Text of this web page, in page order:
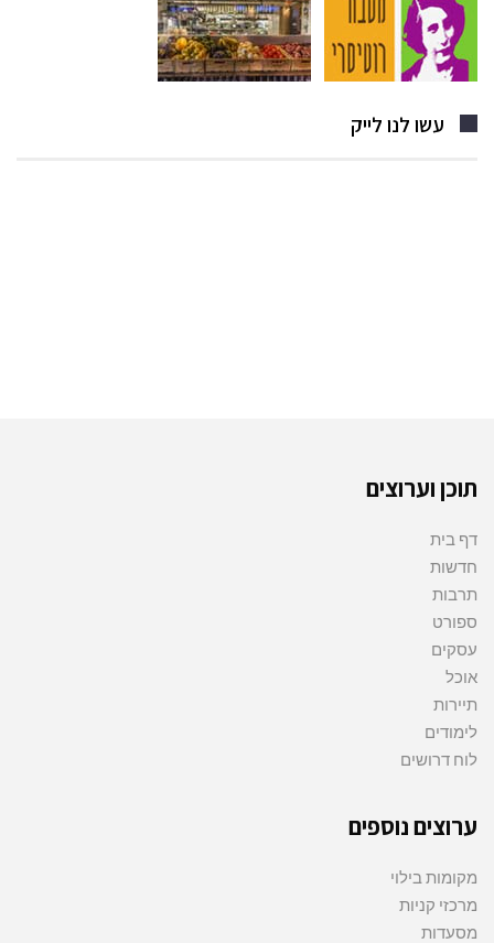
עשו לנו לייק
תוכן וערוצים
דף בית
חדשות
תרבות
ספורט
עסקים
אוכל
תיירות
לימודים
לוח דרושים
ערוצים נוספים
מקומות בילוי
מרכזי קניות
מסעדות